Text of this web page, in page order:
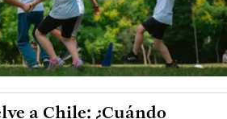
a Chile: ¿Cuándo